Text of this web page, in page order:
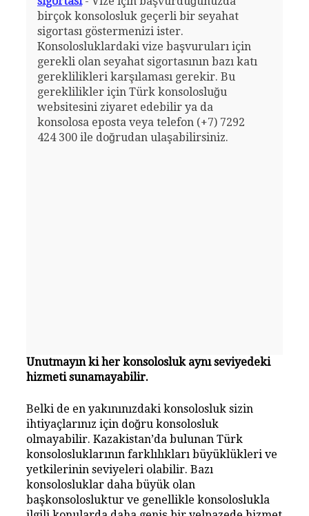
birçok konsolosluk geçerli bir seyahat
sigortası göstermenizi ister.
Konsolosluklardaki vize başvuruları için
gerekli olan seyahat sigortasının bazı katı
gereklilikleri karşılaması gerekir. Bu
gereklilikler için Türk konsolosluğu
websitesini ziyaret edebilir ya da
konsolosa eposta veya telefon (+7) 7292
424 300 ile doğrudan ulaşabilirsiniz.
Unutmayın ki her konsolosluk aynı seviyedeki
hizmeti sunamayabilir.
Belki de en yakınınızdaki konsolosluk sizin
ihtiyaçlarınız için doğru konsolosluk
olmayabilir. Kazakistan’da bulunan Türk
konsolosluklarının farklılıkları büyüklükleri ve
yetkilerinin seviyeleri olabilir. Bazı
konsolosluklar daha büyük olan
başkonsolosluktur ve genellikle konsoloslukla